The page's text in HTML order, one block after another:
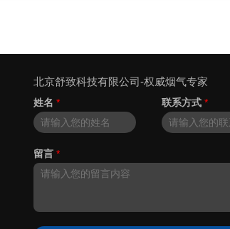
北京舒致科技有限公司-权威烟气专家
姓名* 联系方式*
留言*